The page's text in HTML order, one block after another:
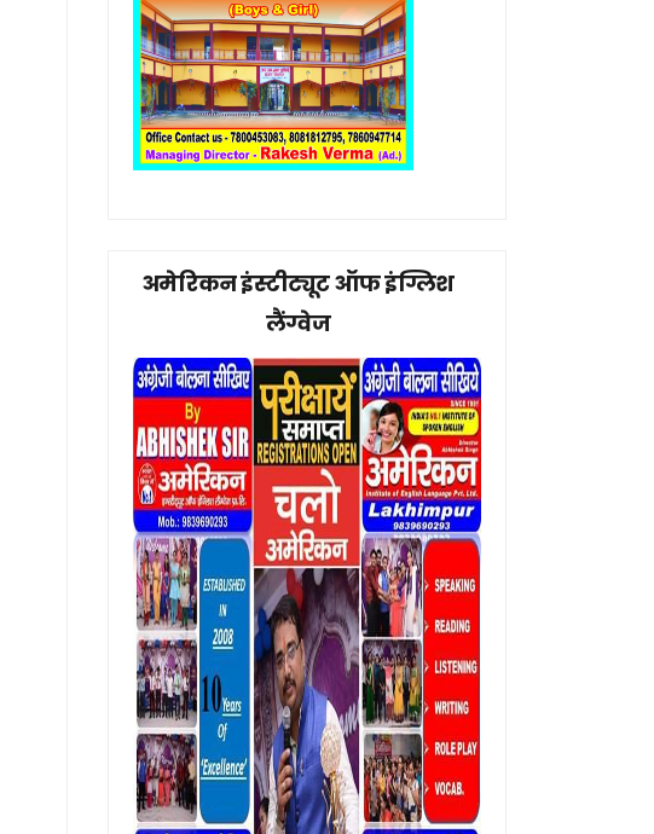
अमेरिकन इंस्टीट्यूट ऑफ इंग्लिश
लैंग्वेज